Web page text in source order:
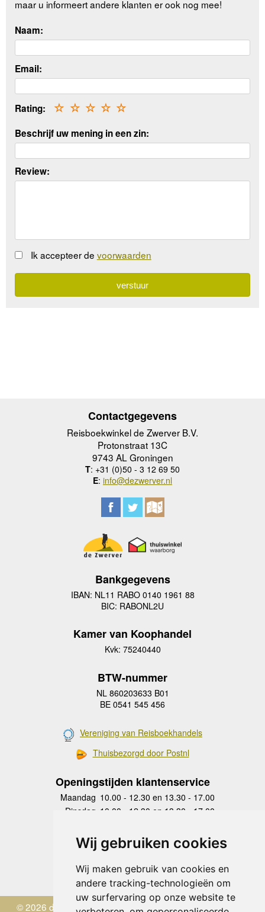
Wij gebruiken cookies
Wij maken gebruik van cookies en
andere tracking-technologieën om
uw surfervaring op onze website te
maar u informeert andere klanten er ook nog mee!
Naam:
Email:
Rating: ☆
☆
☆
☆
☆
Beschrijf uw mening in een zin:
Review:
Ik accepteer de voorwaarden
Contactgegevens
Reisboekwinkel de Zwerver B.V.
Protonstraat 13C
9743 AL Groningen
T: +31 (0)50 - 3 12 69 50
E: info@dezwerver.nl
Bankgegevens
IBAN: NL11 RABO 0140 1961 88
BIC: RABONL2U
Kamer van Koophandel
Kvk: 75240440
BTW-nummer
NL 860203633 B01
BE 0541 545 456
Vereniging van Reisboekhandels
Thuisbezorgd door Postnl
Openingstijden klantenservice
Maandag 10.00 - 12.30 en 13.30 - 17.00
Dinsdag 10.00 - 12.30 en 13.30 - 17.00
Donderdag
10.00 - 12.30 en 13.30 - 17.00
Vrijdag 10.00 - 12.30 en 13.30 - 17.00
Zaterdag
gesloten
Zondag gesloten
© 2026 de Zwerver